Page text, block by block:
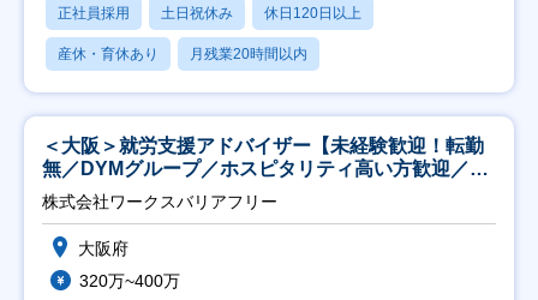
正社員採用 土日祝休み 休日120日以上
産休・育休あり 月残業20時間以内
＜大阪＞就労支援アドバイザー【未経験歓迎！転勤
無／DYMグループ／ホスピタリティ高い方歓迎／土
日祝】
株式会社ワークスバリアフリー
大阪府
320万~400万